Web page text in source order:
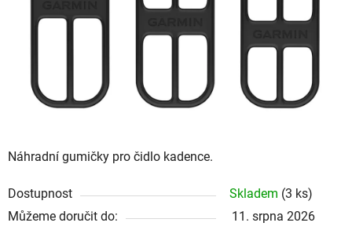
Náhradní gumičky pro čidlo kadence.
Dostupnost Skladem (3 ks)
Můžeme doručit do:
11. srpna 2026